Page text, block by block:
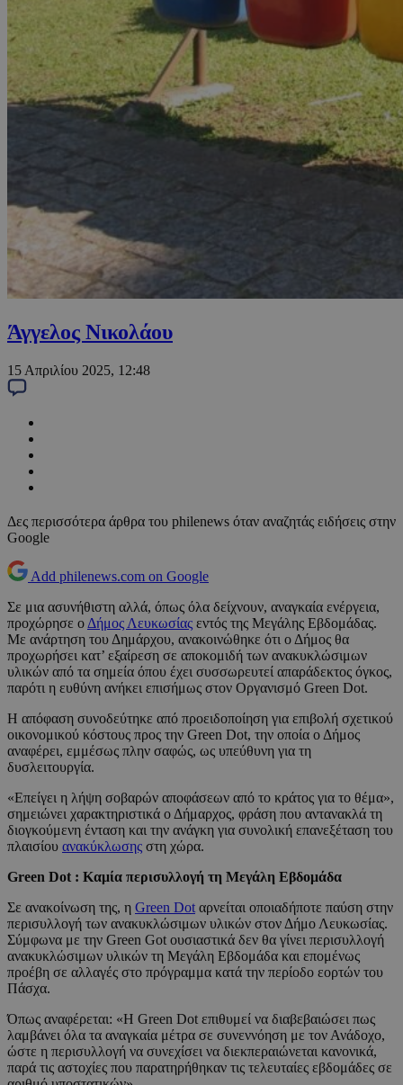
Άγγελος Νικολάου
15 Απριλίου 2025, 12:48
Δες περισσότερα άρθρα του philenews όταν αναζητάς ειδήσεις στην
Google
Add philenews.com on Google
Σε μια ασυνήθιστη αλλά, όπως όλα δείχνουν, αναγκαία ενέργεια,
προχώρησε ο Δήμος Λευκωσίας εντός της Μεγάλης Εβδομάδας.
Με ανάρτηση του Δημάρχου, ανακοινώθηκε ότι ο Δήμος θα
προχωρήσει κατ’ εξαίρεση σε αποκομιδή των ανακυκλώσιμων
υλικών από τα σημεία όπου έχει συσσωρευτεί απαράδεκτος όγκος,
παρότι η ευθύνη ανήκει επισήμως στον Οργανισμό Green Dot.
Η απόφαση συνοδεύτηκε από προειδοποίηση για επιβολή σχετικού
οικονομικού κόστους προς την Green Dot, την οποία ο Δήμος
αναφέρει, εμμέσως πλην σαφώς, ως υπεύθυνη για τη
δυσλειτουργία.
«Επείγει η λήψη σοβαρών αποφάσεων από το κράτος για το θέμα»,
σημειώνει χαρακτηριστικά ο Δήμαρχος, φράση που αντανακλά τη
διογκούμενη ένταση και την ανάγκη για συνολική επανεξέταση του
πλαισίου ανακύκλωσης στη χώρα.
Green Dot : Καμία περισυλλογή τη Μεγάλη Εβδομάδα
Σε ανακοίνωση της, η Green Dot αρνείται οποιαδήποτε παύση στην
περισυλλογή των ανακυκλώσιμων υλικών στον Δήμο Λευκωσίας.
Σύμφωνα με την Green Got ουσιαστικά δεν θα γίνει περισυλλογή
ανακυκλώσιμων υλικών τη Μεγάλη Εβδομάδα και επομένως
προέβη σε αλλαγές στο πρόγραμμα κατά την περίοδο εορτών του
Πάσχα.
Όπως αναφέρεται: «Η Green Dot επιθυμεί να διαβεβαιώσει πως
λαμβάνει όλα τα αναγκαία μέτρα σε συνεννόηση με τον Ανάδοχο,
ώστε η περισυλλογή να συνεχίσει να διεκπεραιώνεται κανονικά,
παρά τις αστοχίες που παρατηρήθηκαν τις τελευταίες εβδομάδες σε